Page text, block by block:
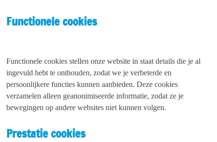
Functionele cookies
Functionele cookies stellen onze website in staat details die je al
ingevuld hebt te onthouden, zodat we je verbeterde en
persoonlijkere functies kunnen aanbieden. Deze cookies
verzamelen alleen geanonimiseerde informatie, zodat ze je
bewegingen op andere websites niet kunnen volgen.
Prestatie cookies